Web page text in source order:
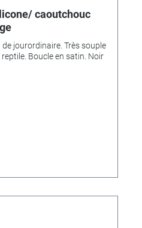
caoutchouc
jourordinaire. Très souple
et résistant. Gaufrage du reptile. Boucle en satin. Noir